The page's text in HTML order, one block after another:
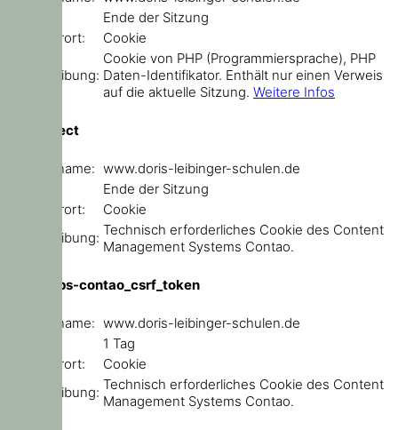
Ende der Sitzung
Speicherort:
Cookie
Beschreibung:
Cookie von PHP (Programmiersprache), PHP
Daten-Identifikator. Enthält nur einen Verweis
auf die aktuelle Sitzung. Weitere Infos
sf_redirect
Domainname: www.doris-leibinger-schulen.de
Ende der Sitzung
Speicherort:
Cookie
Beschreibung: Technisch erforderliches Cookie des Content
Management Systems Contao.
csrf_https-contao_csrf_token
Domainname: www.doris-leibinger-schulen.de
1 Tag
Speicherort:
Cookie
Beschreibung: Technisch erforderliches Cookie des Content
Management Systems Contao.